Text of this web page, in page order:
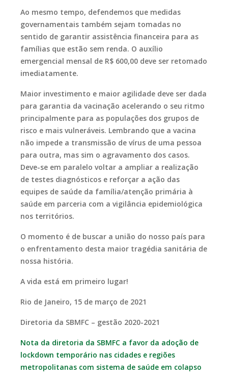
Ao mesmo tempo, defendemos que medidas
governamentais também sejam tomadas no
sentido de garantir assistência financeira para as
famílias que estão sem renda. O auxílio
emergencial mensal de R$ 600,00 deve ser retomado
imediatamente.
Maior investimento e maior agilidade deve ser dada
para garantia da vacinação acelerando o seu ritmo
principalmente para as populações dos grupos de
risco e mais vulneráveis. Lembrando que a vacina
não impede a transmissão de vírus de uma pessoa
para outra, mas sim o agravamento dos casos.
Deve-se em paralelo voltar a ampliar a realização
de testes diagnósticos e reforçar a ação das
equipes de saúde da família/atenção primária à
saúde em parceria com a vigilância epidemiológica
nos territórios.
O momento é de buscar a união do nosso país para
o enfrentamento desta maior tragédia sanitária de
nossa história.
A vida está em primeiro lugar!
Rio de Janeiro, 15 de março de 2021
Diretoria da SBMFC – gestão 2020-2021
Nota da diretoria da SBMFC a favor da adoção de
lockdown temporário nas cidades e regiões
metropolitanas com sistema de saúde em colapso